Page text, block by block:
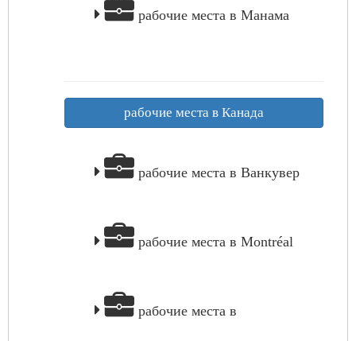
рабочие места в Манама
рабочие места в Канада
рабочие места в Ванкувер
рабочие места в Montréal
рабочие места в